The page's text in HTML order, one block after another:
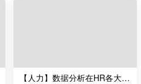
【人力】数据分析在HR各大模块的实操演练